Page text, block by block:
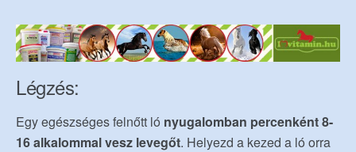
Légzés:
Egy egészséges felnőtt ló nyugalomban percenként 8-
16 alkalommal vesz levegőt. Helyezd a kezed a ló orra